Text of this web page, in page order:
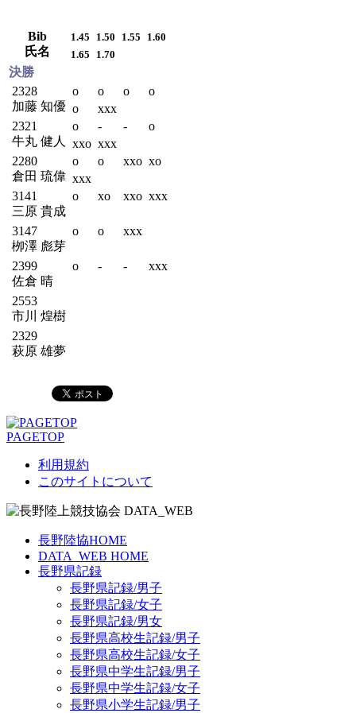
Bib
氏名
1.45 1.50 1.55
1.60
1.65
1.70
決勝
2328
加藤 知優
o o o
o
o
xxx
2321
牛丸 健人
o - -
o
xxo xxx
2280
倉田 琉偉
o o xxo xo
xxx
3141
三原 貴成
o xo xxo xxx
3147
栁澤 彪芽
o o xxx
2399
佐倉 晴
o - - xxx
2553
市川 煌樹
2329
萩原 雄夢
PAGETOP
利用規約
このサイトについて
長野陸協HOME
DATA_WEB HOME
長野県記録
長野県記録/男子
長野県記録/女子
長野県記録/男女
長野県高校生記録/男子
長野県高校生記録/女子
長野県中学生記録/男子
長野県中学生記録/女子
長野県小学生記録/男子